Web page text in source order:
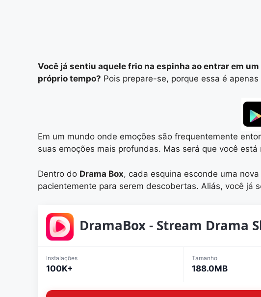
Você já sentiu aquele frio na espinha ao entrar em
próprio tempo? Pois prepare-se, porque essa é
Em um mundo onde emoções são frequentemente
suas emoções mais profundas. Mas será que você
Dentro do Drama Box, cada esquina esconde uma
pacientemente para serem descobertas. Aliás, você já
DramaBox - Stream Drama
Instalações
100K+
Tamanho
188.0MB